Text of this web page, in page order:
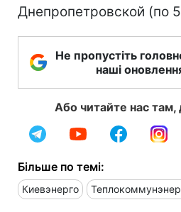
Днепропетровской (по
Не пропустіть
наші
Або читайте нас там,
Більше по темі:
Киевэнерго